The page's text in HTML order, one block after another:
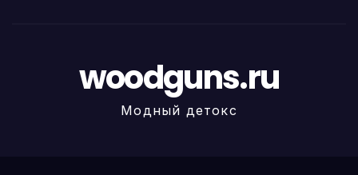
woodguns.ru
Модный детокс